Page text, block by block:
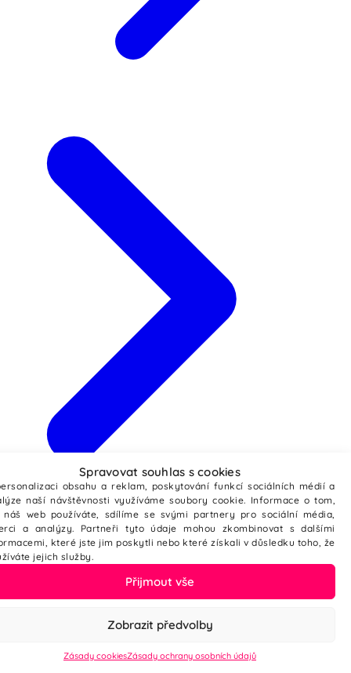
Webové stránky ze šablony
Spravovat souhlas s cookies
obsahu a reklam, poskytování funkcí sociálních médií a
naší návštěvnosti využíváme soubory cookie. Informace o tom,
náš web používáte, sdílíme se svými partnery pro sociální média,
a analýzy. Partneři tyto údaje mohou zkombinovat s dalšími
které jste jim poskytli nebo které získali v důsledku toho, že
jejich služby.
Přijmout vše
Zobrazit předvolby
Zásady cookiesZásady ochrany osobních údajů